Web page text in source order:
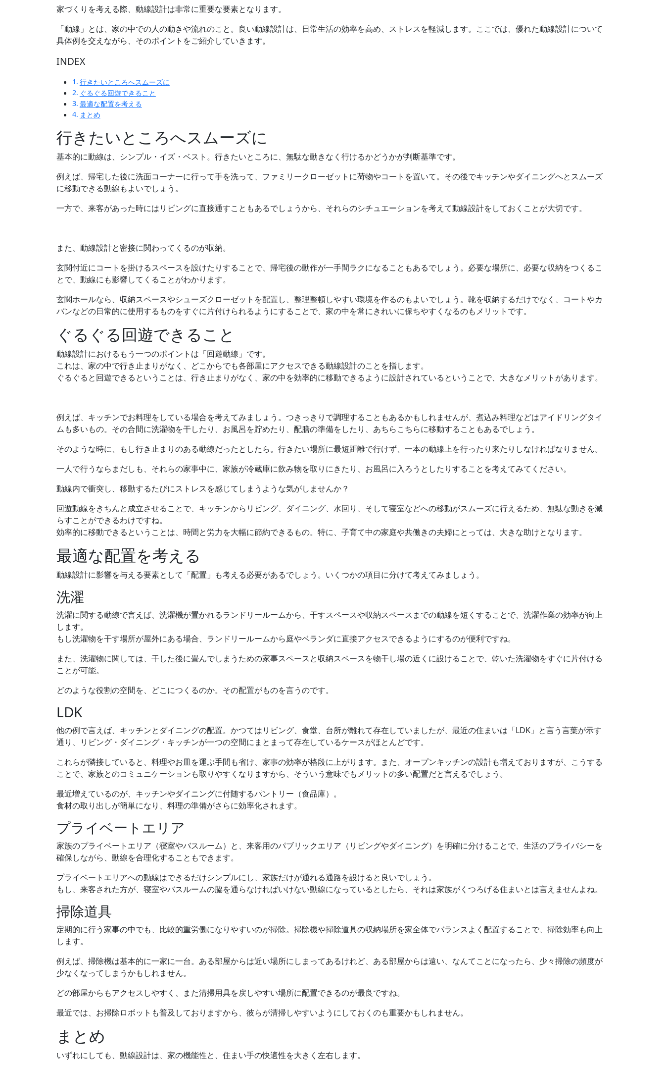
家づくりを考える際、動線設計は非常に重要な要素となります。
「動線」とは、家の中での人の動きや流れのこと。良い動線設計は、日常生活の効率を高め、ストレスを軽減します。ここでは、優れた動線設計について
具体例を交えながら、そのポイントをご紹介していきます。
INDEX
行きたいところへスムーズに
ぐるぐる回遊できること
最適な配置を考える
まとめ
行きたいところへスムーズに
基本的に動線は、シンプル・イズ・ベスト。行きたいところに、無駄な動きなく行けるかどうかが判断基準です。
例えば、帰宅した後に洗面コーナーに行って手を洗って、ファミリークローゼットに荷物やコートを置いて。その後でキッチンやダイニングへとスムーズ
に移動できる動線もよいでしょう。
一方で、来客があった時にはリビングに直接通すこともあるでしょうから、それらのシチュエーションを考えて動線設計をしておくことが大切です。
また、動線設計と密接に関わってくるのが収納。
玄関付近にコートを掛けるスペースを設けたりすることで、帰宅後の動作が一手間ラクになることもあるでしょう。必要な場所に、必要な収納をつくるこ
とで、動線にも影響してくることがわかります。
玄関ホールなら、収納スペースやシューズクローゼットを配置し、整理整頓しやすい環境を作るのもよいでしょう。靴を収納するだけでなく、コートやカ
バンなどの日常的に使用するものをすぐに片付けられるようにすることで、家の中を常にきれいに保ちやすくなるのもメリットです。
ぐるぐる回遊できること
動線設計におけるもう一つのポイントは「回遊動線」です。
これは、家の中で行き止まりがなく、どこからでも各部屋にアクセスできる動線設計のことを指します。
ぐるぐると回遊できるということは、行き止まりがなく、家の中を効率的に移動できるように設計されているということで、大きなメリットがあります。
例えば、キッチンでお料理をしている場合を考えてみましょう。つきっきりで調理することもあるかもしれませんが、煮込み料理などはアイドリングタイ
ムも多いもの。その合間に洗濯物を干したり、お風呂を貯めたり、配膳の準備をしたり、あちらこちらに移動することもあるでしょう。
そのような時に、もし行き止まりのある動線だったとしたら。行きたい場所に最短距離で行けず、一本の動線上を行ったり来たりしなければなりません。
一人で行うならまだしも、それらの家事中に、家族が冷蔵庫に飲み物を取りにきたり、お風呂に入ろうとしたりすることを考えてみてください。
動線内で衝突し、移動するたびにストレスを感じてしまうような気がしませんか？
回遊動線をきちんと成立させることで、キッチンからリビング、ダイニング、水回り、そして寝室などへの移動がスムーズに行えるため、無駄な動きを減
らすことができるわけですね。
効率的に移動できるということは、時間と労力を大幅に節約できるもの。特に、子育て中の家庭や共働きの夫婦にとっては、大きな助けとなります。
最適な配置を考える
動線設計に影響を与える要素として「配置」も考える必要があるでしょう。いくつかの項目に分けて考えてみましょう。
洗濯
洗濯に関する動線で言えば、洗濯機が置かれるランドリールームから、干すスペースや収納スペースまでの動線を短くすることで、洗濯作業の効率が向上
します。
もし洗濯物を干す場所が屋外にある場合、ランドリールームから庭やベランダに直接アクセスできるようにするのが便利ですね。
また、洗濯物に関しては、干した後に畳んでしまうための家事スペースと収納スペースを物干し場の近くに設けることで、乾いた洗濯物をすぐに片付ける
ことが可能。
どのような役割の空間を、どこにつくるのか。その配置がものを言うのです。
LDK
他の例で言えば、キッチンとダイニングの配置。かつてはリビング、食堂、台所が離れて存在していましたが、最近の住まいは「LDK」と言う言葉が示す
通り、リビング・ダイニング・キッチンが一つの空間にまとまって存在しているケースがほとんどです。
これらが隣接していると、料理やお皿を運ぶ手間も省け、家事の効率が格段に上がります。また、オープンキッチンの設計も増えておりますが、こうする
ことで、家族とのコミュニケーションも取りやすくなりますから、そういう意味でもメリットの多い配置だと言えるでしょう。
最近増えているのが、キッチンやダイニングに付随するパントリー（食品庫）。
食材の取り出しが簡単になり、料理の準備がさらに効率化されます。
プライベートエリア
家族のプライベートエリア（寝室やバスルーム）と、来客用のパブリックエリア（リビングやダイニング）を明確に分けることで、生活のプライバシーを
確保しながら、動線を合理化することもできます。
プライベートエリアへの動線はできるだけシンプルにし、家族だけが通れる通路を設けると良いでしょう。
もし、来客された方が、寝室やバスルームの脇を通らなければいけない動線になっているとしたら、それは家族がくつろげる住まいとは言えませんよね。
掃除道具
定期的に行う家事の中でも、比較的重労働になりやすいのが掃除。掃除機や掃除道具の収納場所を家全体でバランスよく配置することで、掃除効率も向上
します。
例えば、掃除機は基本的に一家に一台。ある部屋からは近い場所にしまってあるけれど、ある部屋からは遠い、なんてことになったら、少々掃除の頻度が
少なくなってしまうかもしれません。
どの部屋からもアクセスしやすく、また清掃用具を戻しやすい場所に配置できるのが最良ですね。
最近では、お掃除ロボットも普及しておりますから、彼らが清掃しやすいようにしておくのも重要かもしれません。
まとめ
いずれにしても、動線設計は、家の機能性と、住まい手の快適性を大きく左右します。